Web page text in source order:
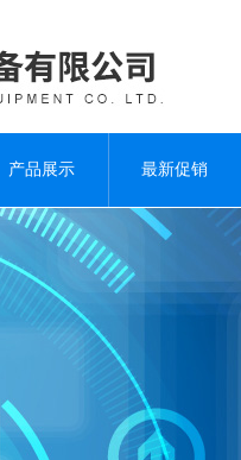
产品展示 最新促销